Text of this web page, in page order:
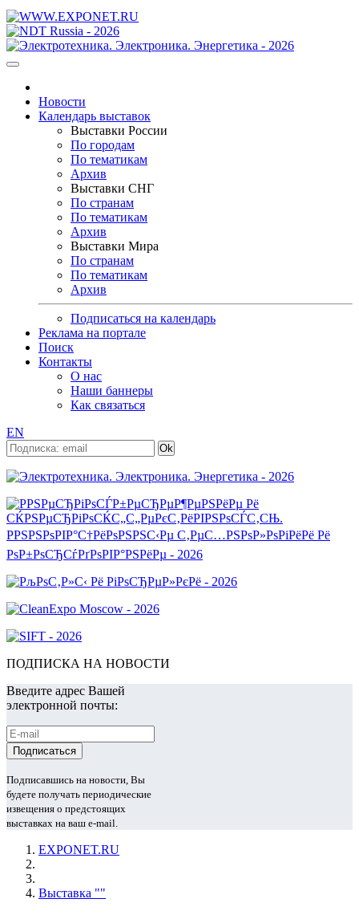
Новости
Календарь выставок
Выставки России
По городам
По тематикам
Архив
Выставки СНГ
По странам
По тематикам
Архив
Выставки Мира
По странам
По тематикам
Архив
Подписаться на календарь
Реклама на портале
Поиск
Контакты
О нас
Наши баннеры
Как связаться
EN
ПОДПИСКА НА НОВОСТИ
Введите адрес Вашей
электронной почты:
Подписавшись на новости, Вы
будете получать периодические
извещения о предстоящих
выставках на ваш e-mail.
EXPONET.RU
Выставка ""